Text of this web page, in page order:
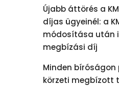
Újabb áttörés a
díjas ügyeinél: a
módosítása után
megbízási díj
Minden bíróságon
körzeti megbízott